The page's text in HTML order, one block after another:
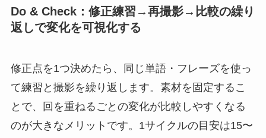
Do & Check：修正練習→再撮影→比較の繰り
返しで変化を可視化する
修正点を1つ決めたら、同じ単語・フレーズを使っ
て練習と撮影を繰り返します。素材を固定するこ
とで、回を重ねるごとの変化が比較しやすくなる
のが大きなメリットです。1サイクルの目安は15〜